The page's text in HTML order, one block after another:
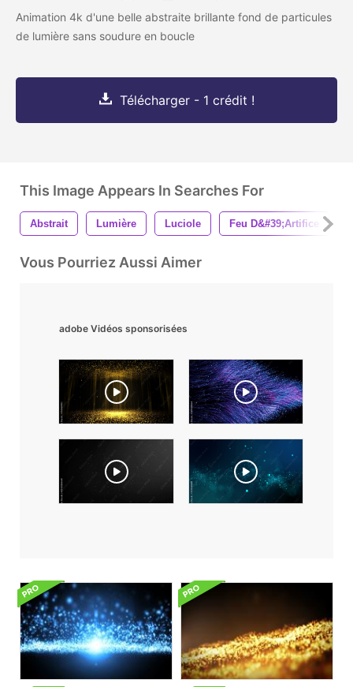
Animation 4k d'une belle abstraite brillante fond de particules
de lumière sans soudure en boucle
Télécharger - 1 crédit !
This Image Appears In Searches For
Abstrait Lumière Luciole Feu D&#39;artifice
Vous Pourriez Aussi Aimer
adobe Vidéos sponsorisées